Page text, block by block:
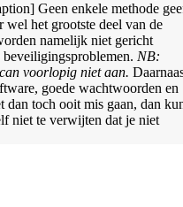
Geen enkele methode
wel het grootste deel van de
namelijk niet gericht
beveiligingsproblemen. NB:
voorlopig niet aan.
goede wachtwoorden en
dan toch ooit mis gaan, dan
niet te verwijten dat je niet